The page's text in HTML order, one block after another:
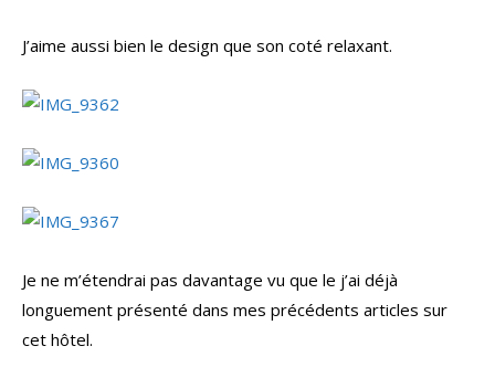
J’aime aussi bien le design que son coté relaxant.
Je ne m’étendrai pas davantage vu que le j’ai déjà
longuement présenté dans mes précédents articles sur
cet hôtel.